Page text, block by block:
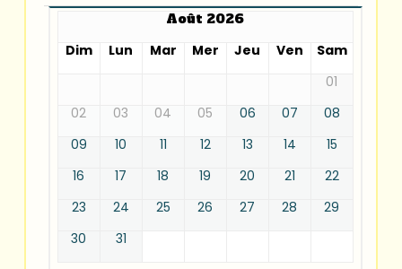
Août 2026
Dim
Lun Mar Mer Jeu Ven
Sam
01
02
03 04 05 06 07
08
09
10 11 12 13 14
15
16
17 18 19 20 21
22
23
24 25 26 27 28
29
30
31